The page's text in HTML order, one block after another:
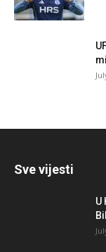
Sve vijesti
U